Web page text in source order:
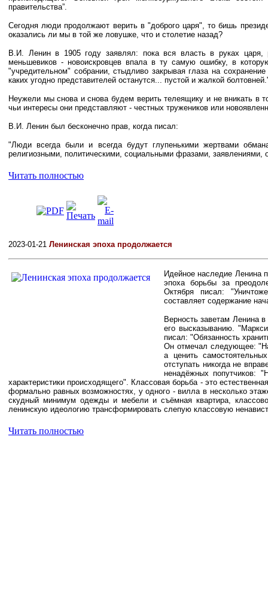
правительства”.
Сегодня люди продолжают верить в "доброго царя", то бишь
оказались ли мы в той же ловушке, что и столетие назад?
В.И. Ленин в 1905 году заявлял: пока вся власть в руках
меньшевиков - новоискровцев впала в ту самую ошибку, в
"учредительном" собрании, стыдливо закрывая глаза на
каких угодно представителей останутся... пустой и жалкой
Неужели мы снова и снова будем верить телеящику и не вникать в
чьи интересы они представляют - честных тружеников или
В.И. Ленин был бесконечно прав, когда писал:
"Люди всегда были и всегда будут глупенькими жертвами
религиозными, политическими, социальными фразами,
Читать полностью
2023-01-21 Ленинская эпоха продолжается
Идейное наследие Ленина
эпоха борьбы за
Октября писал:
составляет содержание
Верность заветам Ленина
его высказыванию.
писал: "Обязанность
Он отмечал следующее:
а ценить
отступать никогда не
ненадёжных попутчиков:
характеристики происходящего". Классовая борьба - это
формально равных возможностях, у одного - вилла в несколько
скудный минимум одежды и мебели и съёмная квартира,
ленинскую идеологию трансформировать слепую классовую
Читать полностью